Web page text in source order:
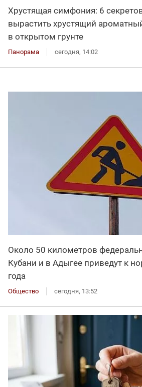
Хрустящая симфония: 6
вырастить хрустящий
в открытом грунте
Панорама сегодня, 14:02
Около 50 километров
Кубани и в Адыгее приведут к
года
Общество сегодня, 13:52